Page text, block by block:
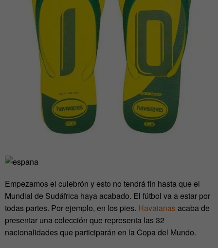
Empezamos el culebrón y esto no tendrá fin hasta que el
Mundial de Sudáfrica haya acabado. El fútbol va a estar por
todas partes. Por ejemplo, en los pies. Havaianasacaba de
presentar una colección que representa las 32
nacionalidades que participarán en la Copa del Mundo.